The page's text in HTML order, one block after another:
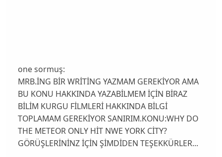
one sormuş:
MRB.İNG BİR WRİTİNG YAZMAM GEREKİYOR AMA
BU KONU HAKKINDA YAZABİLMEM İÇİN BİRAZ
BİLİM KURGU FİLMLERİ HAKKINDA BİLGİ
TOPLAMAM GEREKİYOR SANIRIM.KONU:WHY DO
THE METEOR ONLY HİT NWE YORK CİTY?
GÖRÜŞLERİNİNZ İÇİN ŞİMDİDEN TEŞEKKÜRLER...